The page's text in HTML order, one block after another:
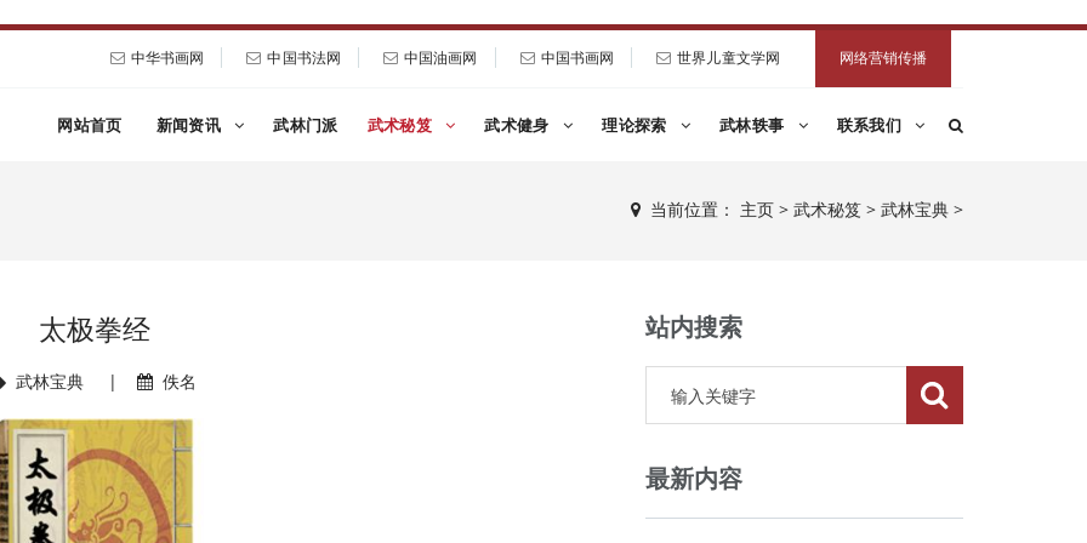
中华书画网 中国书法网 中国油画网 中国书画网 世界儿童文学网 网络营销传播
网站首页 新闻资讯 武林门派 武术秘笈 武术健身 理论探索 武林轶事 联系我们
当前位置： 主页 > 武术秘笈 > 武林宝典 >
太极拳经
武林宝典 | 佚名
站内搜索
最新内容